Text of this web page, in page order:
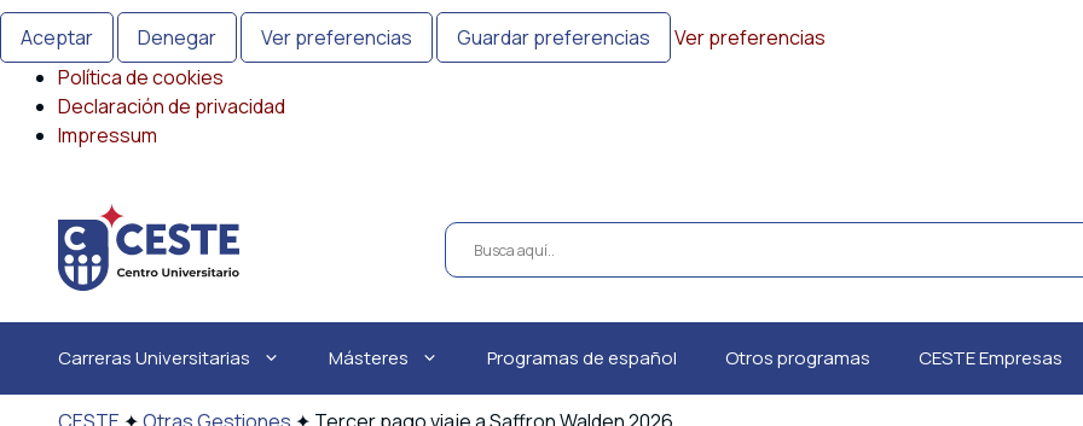
Aceptar Denegar Ver preferencias Guardar preferencias
Ver preferencias
Política de cookies
Declaración de privacidad
Impressum
contenido
Carreras Universitarias Másteres Programas de español Otros programas CESTE Empresas